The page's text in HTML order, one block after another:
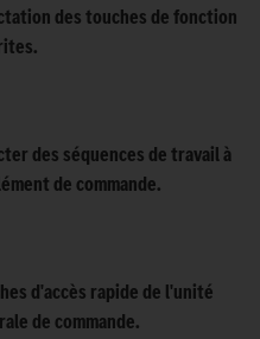
des touches de fonction
des séquences de travail à
de commande.
d'accès rapide de l'unité
de commande.